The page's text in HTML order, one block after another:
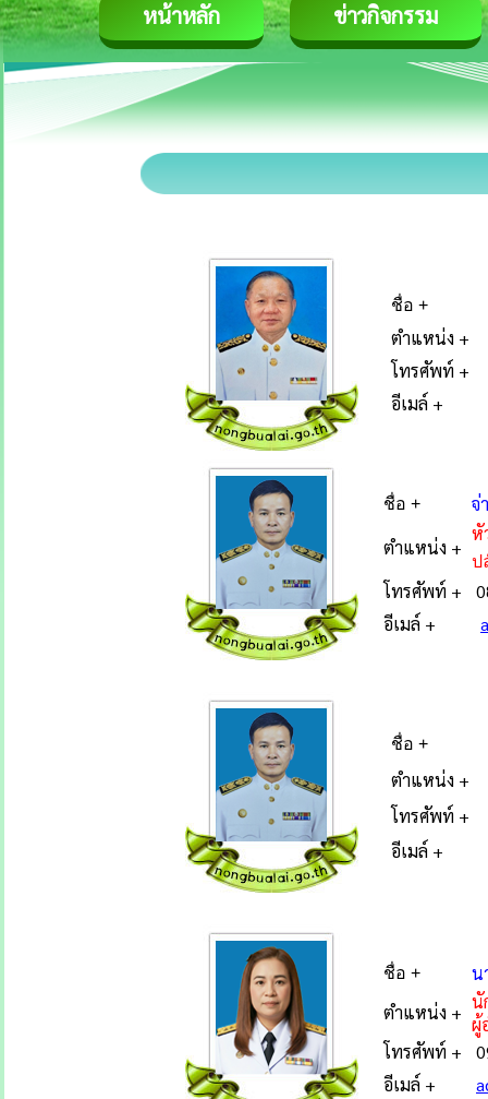
หน้าหลัก ข่าวกิจกรรม
ชื่อ +
ตำแหน่ง +
โทรศัพท์ +
อีเมล์ +
ชื่อ +
จ่
ตำแหน่ง +
หั
ป
โทรศัพท์ +
อีเมล์ +
ชื่อ +
ตำแหน่ง +
โทรศัพท์ +
อีเมล์ +
ชื่อ +
น
ตำแหน่ง + นั
ผู้
โทรศัพท์ +
อีเมล์ +